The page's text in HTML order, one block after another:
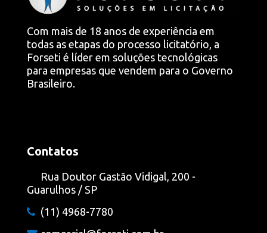
Com mais de 18 anos de experiência em
todas as etapas do processo licitatório, a
Forseti é líder em soluções tecnológicas
para empresas que vendem para o Governo
Brasileiro.
Contatos
Rua Doutor Gastão Vidigal, 200 -
Guarulhos / SP
(11) 4968-7780